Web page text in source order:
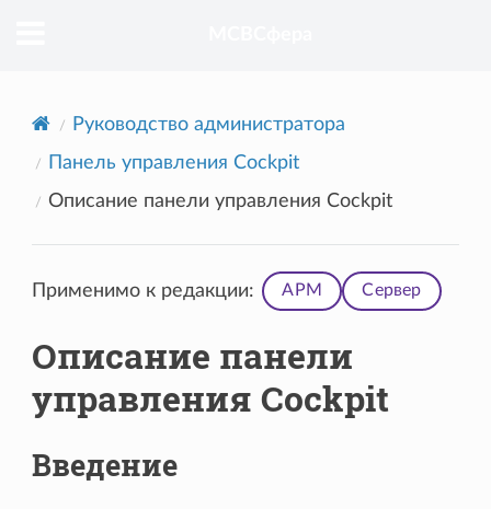
Руководство администратора
Панель управления Cockpit
Описание панели управления Cockpit
Применимо к редакции: АРМ Сервер
Описание панели
управления Cockpit
Введение